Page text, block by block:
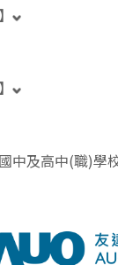
中及高中(職)學校